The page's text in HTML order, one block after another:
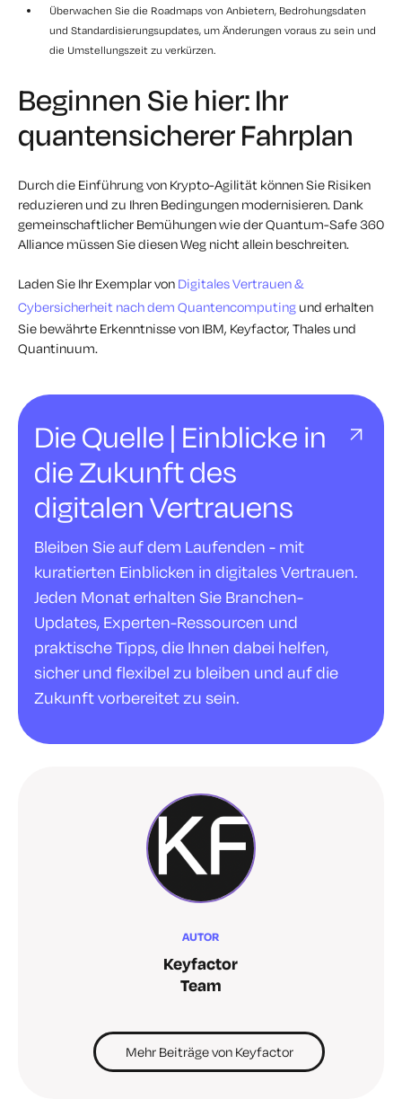
Überwachen Sie die Roadmaps von Anbietern, Bedrohungsdaten
und Standardisierungsupdates, um Änderungen voraus zu sein und
die Umstellungszeit zu verkürzen.
Beginnen Sie hier: Ihr
quantensicherer Fahrplan
Durch die Einführung von Krypto-Agilität können Sie Risiken
reduzieren und zu Ihren Bedingungen modernisieren. Dank
gemeinschaftlicher Bemühungen wie der Quantum-Safe 360
Alliance müssen Sie diesen Weg nicht allein beschreiten.
Laden Sie Ihr Exemplar von Digitales Vertrauen &
Cybersicherheit nach dem Quantencomputing und erhalten
Sie bewährte Erkenntnisse von IBM, Keyfactor, Thales und
Quantinuum.
Die Quelle | Einblicke in
die Zukunft des
digitalen Vertrauens
Bleiben Sie auf dem Laufenden - mit
kuratierten Einblicken in digitales Vertrauen.
Jeden Monat erhalten Sie Branchen-
Updates, Experten-Ressourcen und
praktische Tipps, die Ihnen dabei helfen,
sicher und flexibel zu bleiben und auf die
Zukunft vorbereitet zu sein.
AUTOR
Keyfactor
Team
Mehr Beiträge von Keyfactor